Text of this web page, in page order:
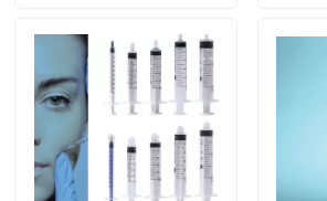
Video
Su di noi
Visita alla fabbrica